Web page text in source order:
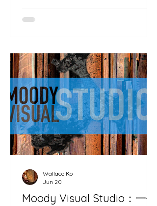
Placemaking Convention）。 這場活
窗口巷 Window Alley 空間與酸種的玄
學：大館石階上的微氣候 一個烤麵包
的，為何跑去聽城市空間改造？ 因為做
酸種麵包（Sourdough）和地方營造
（Placemaking）本質上是同一門玄
學。沒有酵母的麵團只是死氣沉沉的死
麵；沒有人互動的鋼筋水泥，也只不過
是巨型墳場。 ( IMAGE ) 看看大館的洗
衣場石階。主辦方沒有砸重金裝潢，僅
用回收木箱、坐墊與幾盆植物，就像撒
下了一把高活性的酵母，瞬間改變了這
港人竟然願意停下腳步，讓「過道」發
Moody Visual Studio：一個
Wallace Ko
Jun 20